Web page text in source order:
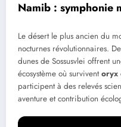
Namib : symphonie
Le désert le plus ancien du
nocturnes révolutionnaires.
dunes de Sossusvlei offrent
écosystème où surviventoryx
participent à des relevés
aventure et contribution